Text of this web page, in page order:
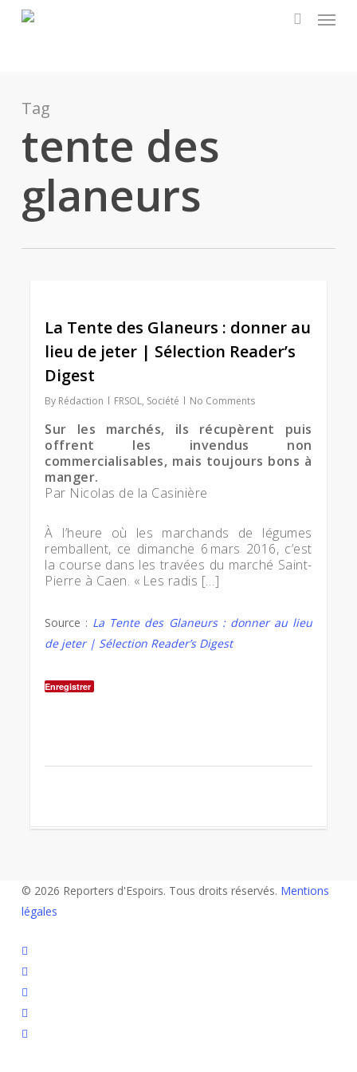
Menu
Tag
tente des
glaneurs
La Tente des Glaneurs : donner au
lieu de jeter | Sélection Reader’s
Digest
By Rédaction FRSOL, Société No Comments
Sur les marchés, ils récupèrent puis
offrent les invendus non
commercialisables, mais toujours bons à
manger.
Par Nicolas de la Casinière
À l’heure où les marchands de légumes
remballent, ce dimanche 6 mars 2016, c’est
la course dans les travées du marché Saint-
Pierre à Caen. « Les radis […]
Source : La Tente des Glaneurs : donner au lieu
de jeter | Sélection Reader’s Digest
Enregistrer
© 2026 Reporters d'Espoirs. Tous droits réservés. Mentions
légales
twitter
facebook
linkedin
youtube
flickr